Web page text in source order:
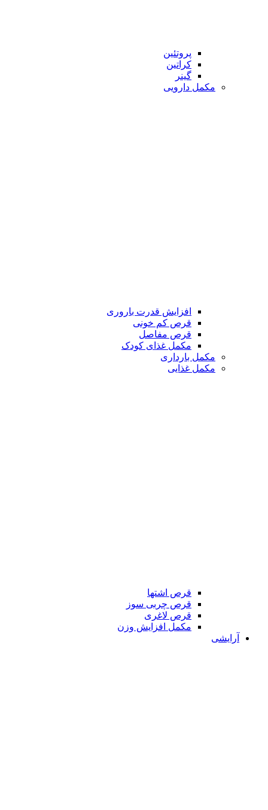
پروتئین
کراتین
گینر
مکمل دارویی
افزایش قدرت باروری
قرص کم خونی
قرص مفاصل
مکمل غذای کودک
مکمل بارداری
مکمل غذایی
قرص اشتها
قرص چربی سوز
قرص لاغری
مکمل افزایش وزن
آرایشی